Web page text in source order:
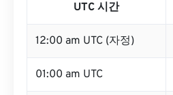
UTC 시간
12:00 am UTC (자정)
01:00 am UTC